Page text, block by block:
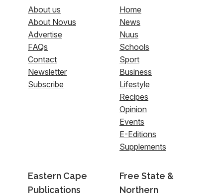
About us
About Novus
Advertise
FAQs
Contact
Newsletter
Subscribe
Home
News
Nuus
Schools
Sport
Business
Lifestyle
Recipes
Opinion
Events
E-Editions
Supplements
Eastern Cape
Publications
Free State &
Northern